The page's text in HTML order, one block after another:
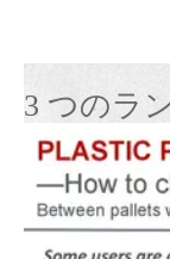
3 つのラ
間でプラ